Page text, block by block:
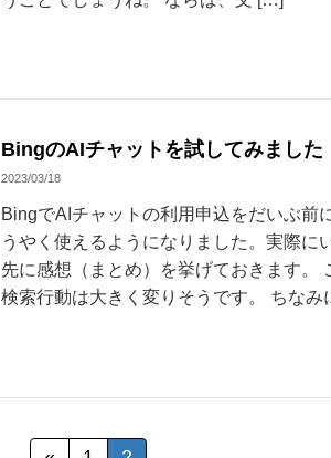
BingのAIチャットを試してみました
2023/03/18
BingでAIチャットの利用申込をだいぶ前
うやく使えるようになりました。実際に
先に感想（まとめ）を挙げておきます。
検索行動は大きく変りそうです。 ちな